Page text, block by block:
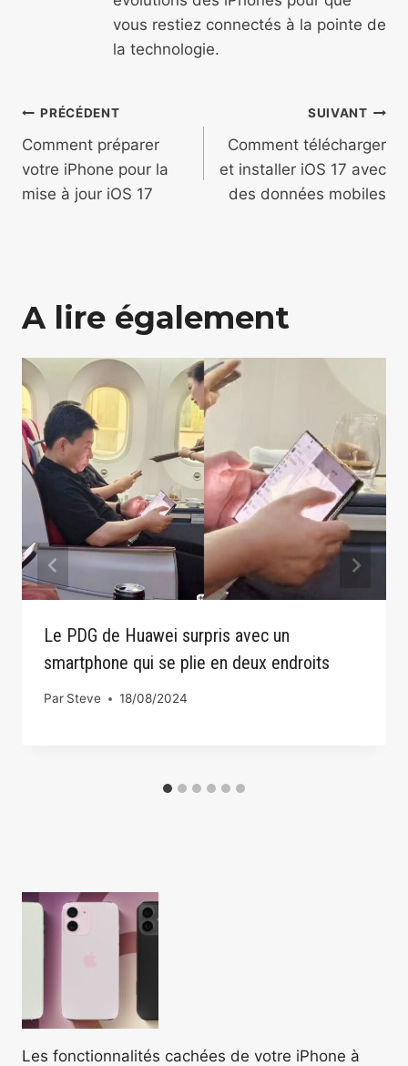
vous restiez connectés à la pointe de
la technologie.
Navigation
de
l’article
PRÉCÉDENT
Comment préparer
votre iPhone pour la
mise à jour iOS 17
SUIVANT
Comment télécharger
et installer iOS 17 avec
des données mobiles
A lire également
Le PDG de Huawei surpris avec un
smartphone qui se plie en deux endroits
Par Steve 18/08/2024
Les fonctionnalités cachées de votre iPhone à